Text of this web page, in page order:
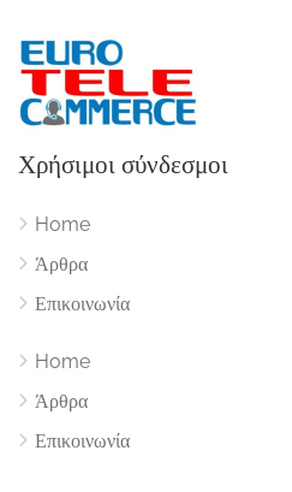
Χρήσιμοι σύνδεσμοι
Home
Άρθρα
Επικοινωνία
Home
Άρθρα
Επικοινωνία